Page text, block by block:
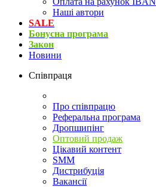
Наші автори
SALE
Бонусна програма
Закон
Новини
Співпраця
Про співпрацю
Реферальна програма
Дропшипінг
Оптовий продаж
Цікавий контент
SMM
Дистрибуція
Вакансії